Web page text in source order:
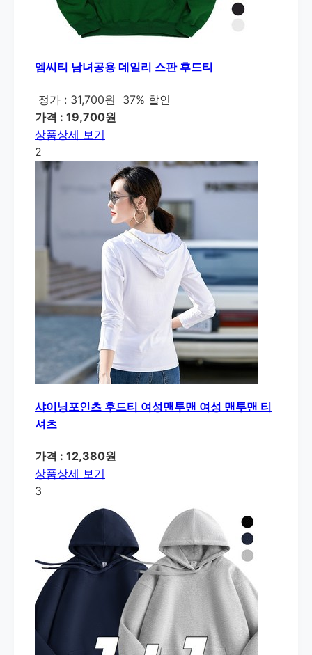
엠씨티 남녀공용 데일리 스판 후드티
정가 : 31,700원
37% 할인
가격 : 19,700원
상품상세 보기
2
샤이닝포인츠 후드티 여성맨투맨 여성 맨투맨 티
셔츠
가격 : 12,380원
상품상세 보기
3